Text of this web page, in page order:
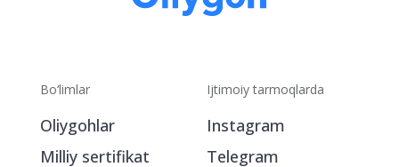
Bo‘limlar
Oliygohlar
Milliy sertifikat
Ijtimoiy tarmoqlarda
Instagram
Telegram